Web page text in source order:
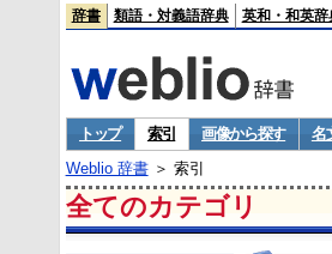
辞書 類語・対義語辞典 英和・和英辞
トップ 索引 画像から探す 名
Weblio 辞書＞ 索引
全てのカテゴリ